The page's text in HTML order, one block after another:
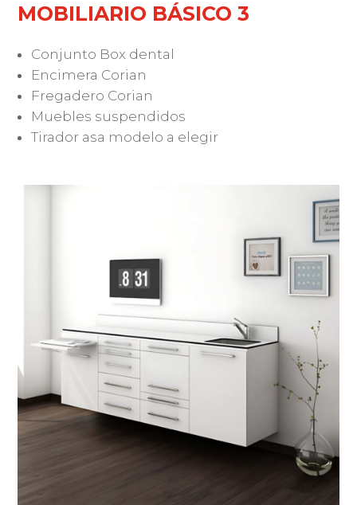
MOBILIARIO BÁSICO 3
Conjunto Box dental
Encimera Corian
Fregadero Corian
Muebles suspendidos
Tirador asa modelo a elegir